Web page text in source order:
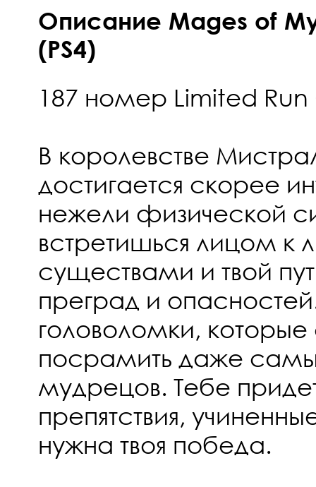
Описание Mages of
(PS4)
187 номер Limited
В королевстве
достигается скорее
нежели физической
встретишься лицом к
существами и твой
преград и
головоломки,
посрамить даже
мудрецов. Тебе
препятствия,
нужна твоя победа.